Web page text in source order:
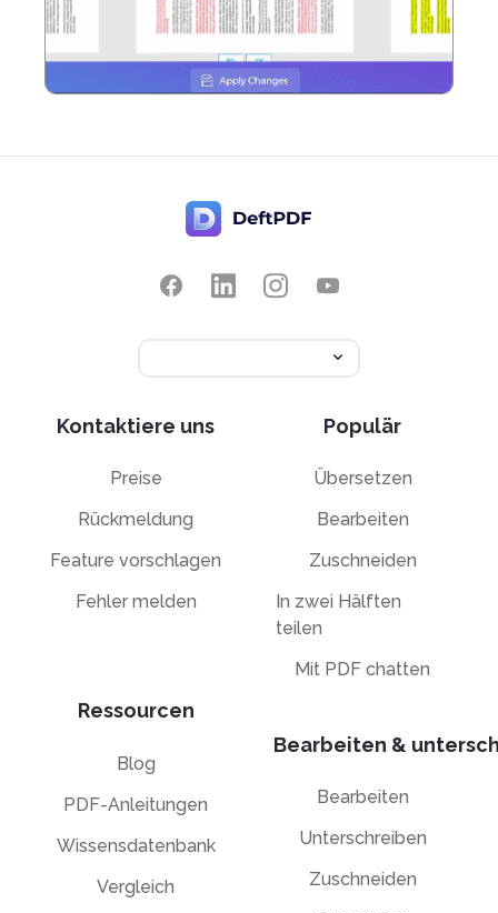
Kontaktiere uns
Preise
Rückmeldung
Feature vorschlagen
Fehler melden
Ressourcen
Blog
PDF-Anleitungen
Wissensdatenbank
Vergleich
Populär
Übersetzen
Bearbeiten
Zuschneiden
In zwei Hälften
teilen
Mit PDF chatten
Bearbeiten &
Bearbeiten
Unterschreiben
Zuschneiden